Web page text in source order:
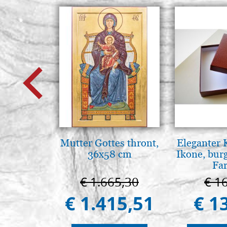
Mutter Gottes thront,
36x58 cm
€ 1.665,30
€ 1.415,51
Eleganter
Ikone,
€
€